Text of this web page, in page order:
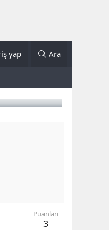
yap Ara
Puanları
3